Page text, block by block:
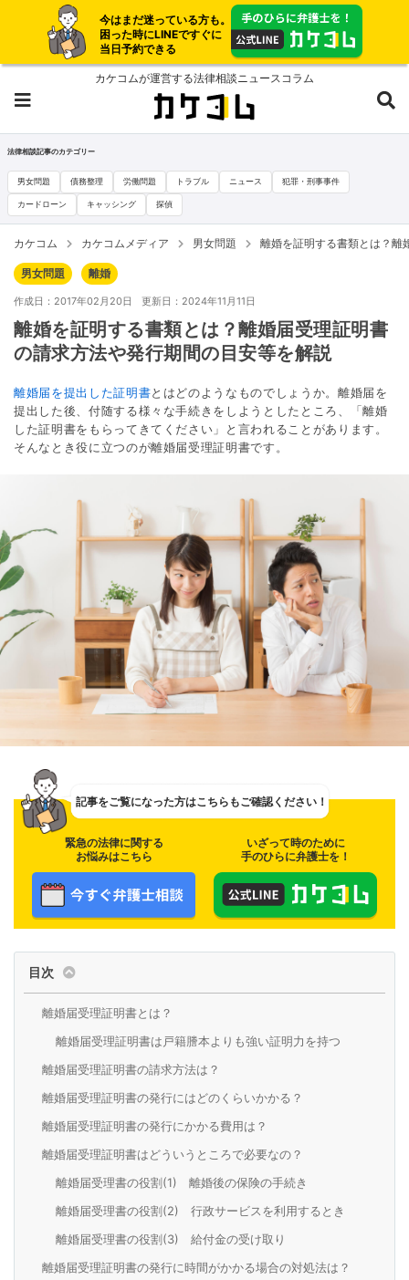
今はまだ迷っている方も。
困った時にLINEですぐに
当日予約できる
カケコムが運営する法律相談ニュースコラム
法律相談記事のカテゴリー
男女問題 債務整理 労働問題 トラブル ニュース 犯罪・刑事事件
カードローン キャッシング 探偵
カケコム カケコムメディア 男女問題 離婚を証明する書類とは？離
男女問題 離婚
作成日：2017年02月20日 更新日：2024年11月11日
離婚を証明する書類とは？離婚届受理証明書
の請求方法や発行期間の目安等を解説
離婚届を提出した証明書とはどのようなものでしょうか。離婚届を
提出した後、付随する様々な手続きをしようとしたところ、「離婚
した証明書をもらってきてください」と言われることがあります。
そんなとき役に立つのが離婚届受理証明書です。
記事をご覧になった方はこちらもご確認ください！
緊急の法律に関する
お悩みはこちら
いざって時のために
手のひらに弁護士を！
目次
離婚届受理証明書とは？
離婚届受理証明書は戸籍謄本よりも強い証明力を持つ
離婚届受理証明書の請求方法は？
離婚届受理証明書の発行にはどのくらいかかる？
離婚届受理証明書の発行にかかる費用は？
離婚届受理証明書はどういうところで必要なの？
離婚届受理書の役割(1) 離婚後の保険の手続き
離婚届受理書の役割(2) 行政サービスを利用するとき
離婚届受理書の役割(3) 給付金の受け取り
離婚届受理証明書の発行に時間がかかる場合の対処法は？